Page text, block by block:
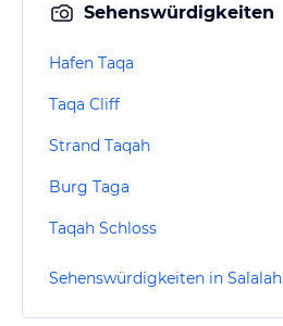
Sehenswürdigkeiten
Hafen Taqa
Taqa Cliff
Strand Taqah
Burg Taga
Taqah Schloss
Sehenswürdigkeiten in Salalah